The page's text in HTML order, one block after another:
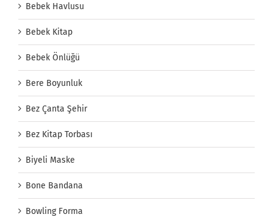
Bebek Havlusu
Bebek Kitap
Bebek Önlüğü
Bere Boyunluk
Bez Çanta Şehir
Bez Kitap Torbası
Biyeli Maske
Bone Bandana
Bowling Forma